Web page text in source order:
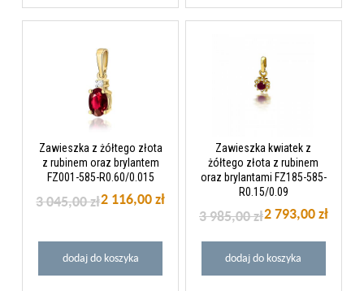
Zawieszka z żółtego złota
z rubinem oraz brylantem
FZ001-585-R0.60/0.015
2 116,00 zł
3 045,00 zł
dodaj do koszyka
Zawieszka kwiatek z
żółtego złota z rubinem
oraz brylantami FZ185-585-
R0.15/0.09
2 793,00 zł
3 985,00 zł
dodaj do koszyka